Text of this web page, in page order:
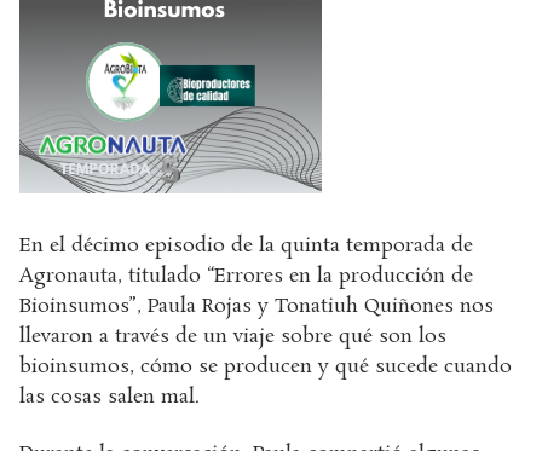
En el décimo episodio de la quinta temporada de
Agronauta, titulado “Errores en la producción de
Bioinsumos”, Paula Rojas y Tonatiuh Quiñones nos
llevaron a través de un viaje sobre qué son los
bioinsumos, cómo se producen y qué sucede cuando
las cosas salen mal.